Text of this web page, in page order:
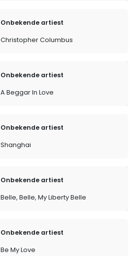
Onbekende artiest
Christopher Columbus
Onbekende artiest
A Beggar In Love
Onbekende artiest
Shanghai
Onbekende artiest
Belle, Belle, My Liberty Belle
Onbekende artiest
Be My Love